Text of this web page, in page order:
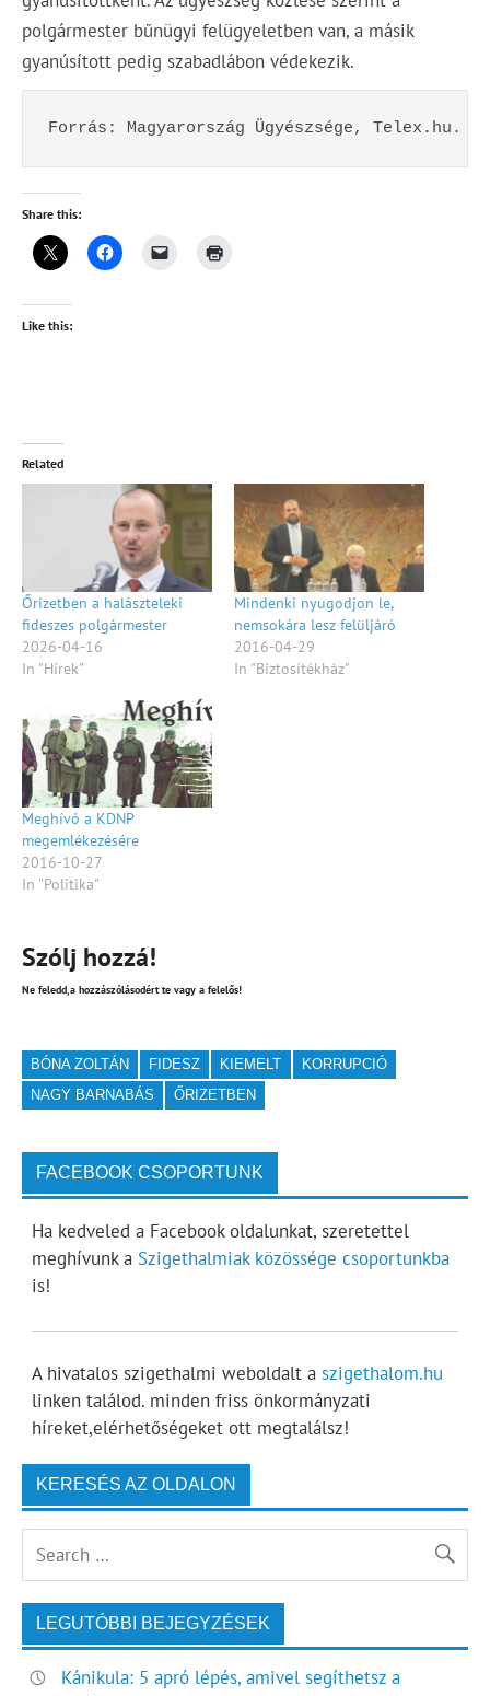
polgármester bűnügyi felügyeletben van, a másik
gyanúsított pedig szabadlábon védekezik.
Forrás: Magyarország Ügyészsége, Telex.hu.
Share this:
Like this:
Related
Őrizetben a halászteleki
fideszes polgármester
2026-04-16
In "Hírek"
Mindenki nyugodjon le,
nemsokára lesz felüljáró
2016-04-29
In "Biztosítékház"
Meghívó a KDNP
megemlékezésére
2016-10-27
In "Politika"
Szólj hozzá!
Ne feledd,a hozzászólásodért te vagy a felelős!
BÓNA ZOLTÁN FIDESZ KIEMELT
KORRUPCIÓ
NAGY BARNABÁS
ŐRIZETBEN
FACEBOOK CSOPORTUNK
Ha kedveled a Facebook oldalunkat, szeretettel
meghívunk a Szigethalmiak közössége csoportunkba
is!
A hivatalos szigethalmi weboldalt a szigethalom.hu
linken találod. minden friss önkormányzati
híreket,elérhetőségeket ott megtalálsz!
KERESÉS AZ OLDALON
LEGUTÓBBI BEJEGYZÉSEK
Kánikula: 5 apró lépés, amivel segíthetsz a